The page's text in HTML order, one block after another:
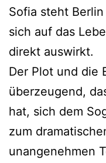
Sofia steht
sich auf das
direkt auswirkt.
Der Plot und die
überzeugend,
hat, sich dem
zum
unangenehmen